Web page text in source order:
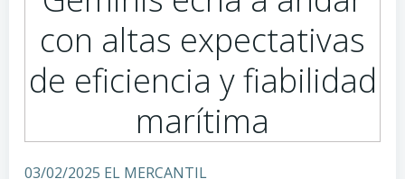
con altas expectativas
de eficiencia y fiabilidad
marítima
03/02/2025 EL MERCANTIL